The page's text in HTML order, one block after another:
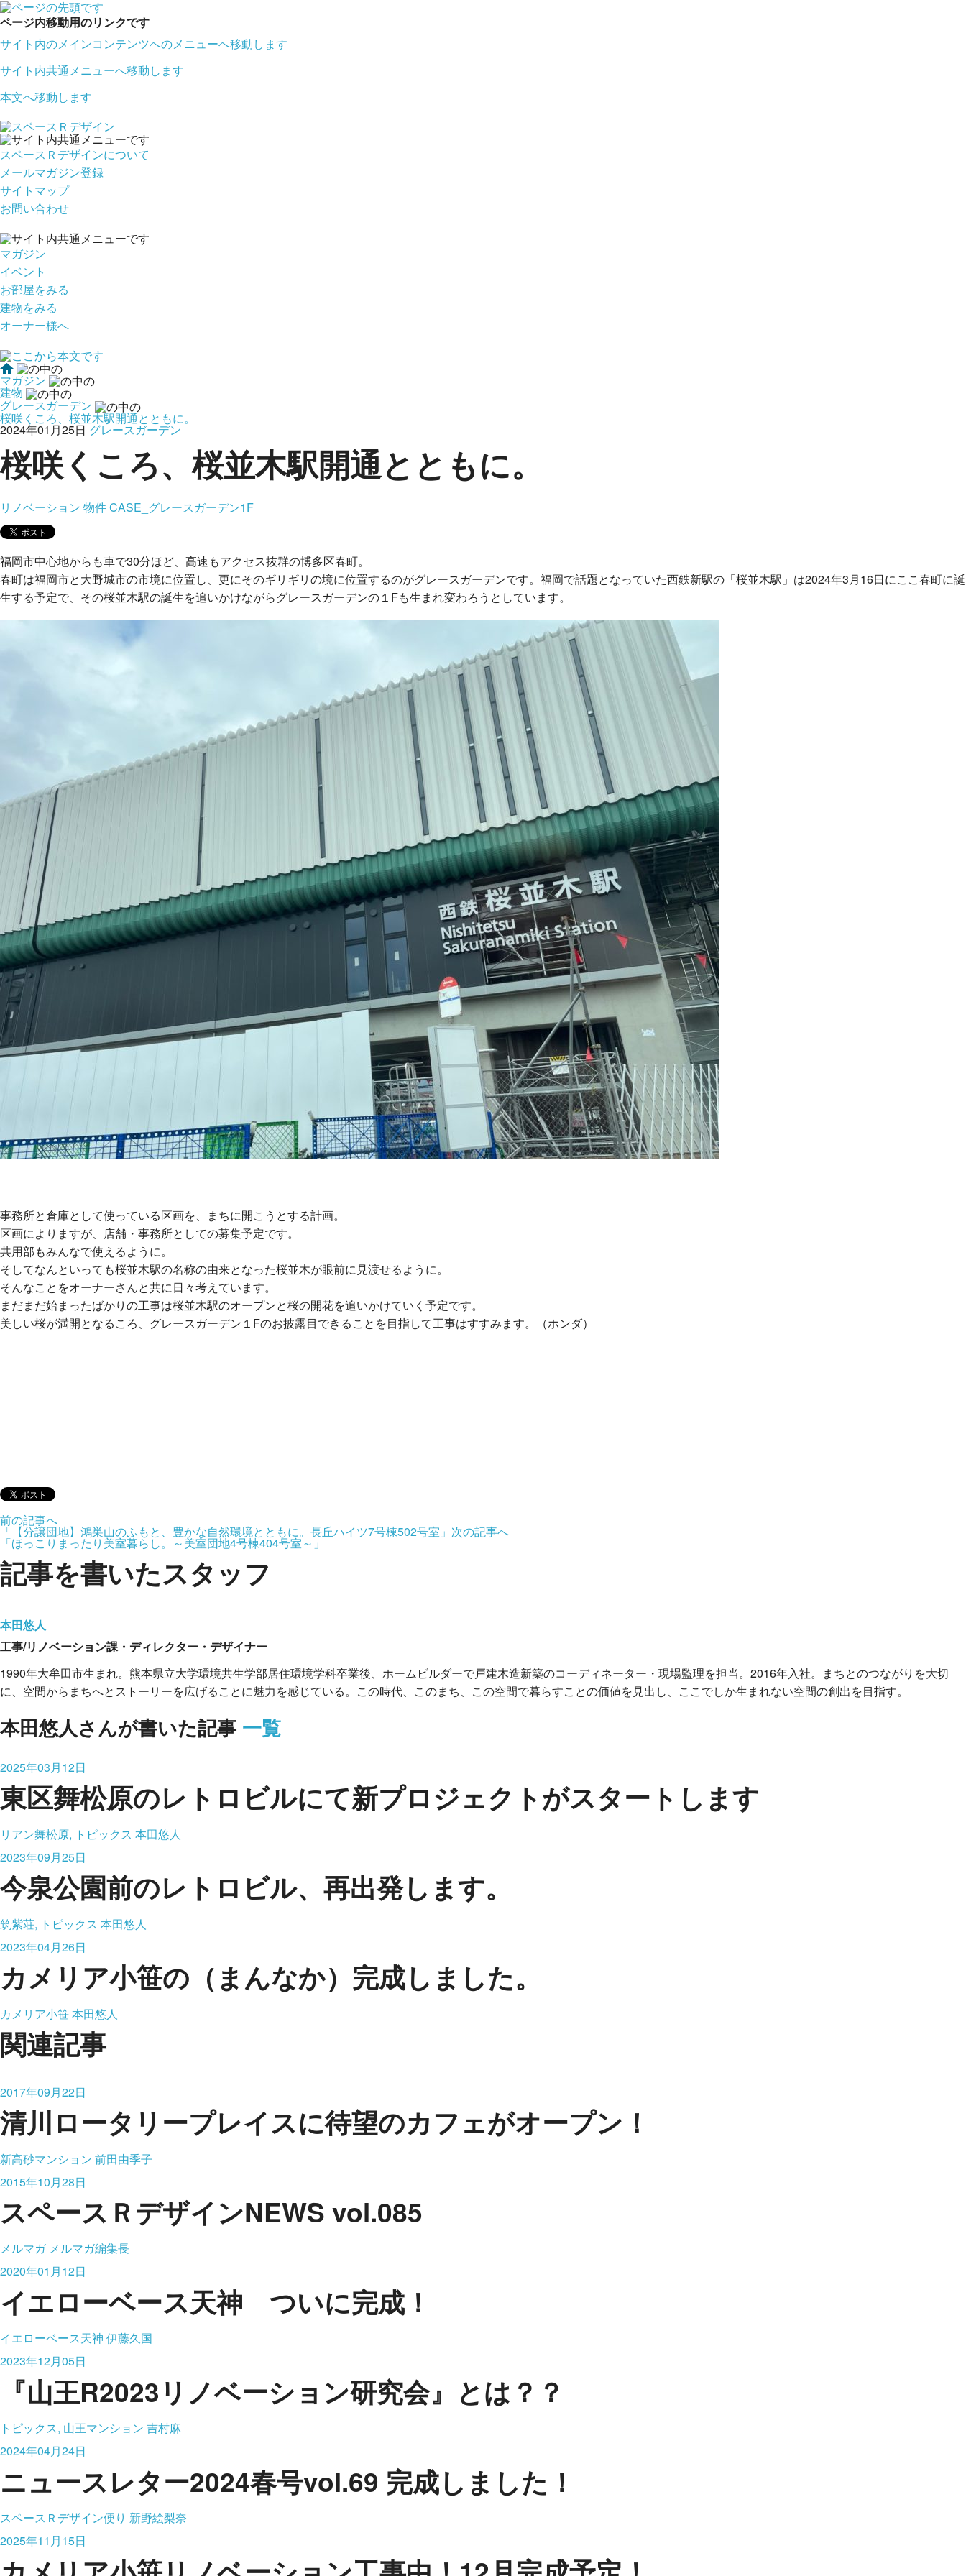
ページ内移動用のリンクです
サイト内のメインコンテンツへのメニューへ移動します
サイト内共通メニューへ移動します
本文へ移動します
スペースＲデザインについて
メールマガジン登録
サイトマップ
お問い合わせ
マガジン
イベント
お部屋をみる
建物をみる
オーナー様へ
マガジン
建物
グレースガーデン
桜咲くころ、桜並木駅開通とともに。
2024年01月25日 グレースガーデン
桜咲くころ、桜並木駅開通とともに。
リノベーション 物件CASE_グレースガーデン1F
福岡市中心地からも車で30分ほど、高速もアクセス抜群の博多区春町。
春町は福岡市と大野城市の市境に位置し、更にそのギリギリの境に位置するのがグレースガーデンです。福岡で話題となっていた西鉄新駅の「桜並木駅」は2024年3月16日にここ春町に誕
生する予定で、その桜並木駅の誕生を追いかけながらグレースガーデンの１Fも生まれ変わろうとしています。
事務所と倉庫として使っている区画を、まちに開こうとする計画。
区画によりますが、店舗・事務所としての募集予定です。
共用部もみんなで使えるように。
そしてなんといっても桜並木駅の名称の由来となった桜並木が眼前に見渡せるように。
そんなことをオーナーさんと共に日々考えています。
まだまだ始まったばかりの工事は桜並木駅のオープンと桜の開花を追いかけていく予定です。
美しい桜が満開となるころ、グレースガーデン１Fのお披露目できることを目指して工事はすすみます。（ホンダ）
前の記事へ
「【分譲団地】鴻巣山のふもと、豊かな自然環境とともに。長丘ハイツ7号棟502号室」 次の記事へ
「ほっこりまったり美室暮らし。～美室団地4号棟404号室～」
記事を書いたスタッフ
本田悠人
工事/リノベーション課・ディレクター・デザイナー
1990年大牟田市生まれ。熊本県立大学環境共生学部居住環境学科卒業後、ホームビルダーで戸建木造新築のコーディネーター・現場監理を担当。2016年入社。まちとのつながりを大切
に、空間からまちへとストーリーを広げることに魅力を感じている。この時代、このまち、この空間で暮らすことの価値を見出し、ここでしか生まれない空間の創出を目指す。
本田悠人さんが書いた記事 一覧
2025年03月12日
東区舞松原のレトロビルにて新プロジェクトがスタートします
リアン舞松原, トピックス 本田悠人
2023年09月25日
今泉公園前のレトロビル、再出発します。
筑紫荘, トピックス 本田悠人
2023年04月26日
カメリア小笹の（まんなか）完成しました。
カメリア小笹本田悠人
関連記事
2017年09月22日
清川ロータリープレイスに待望のカフェがオープン！
新高砂マンション 前田由季子
2015年10月28日
スペースＲデザインNEWS vol.085
メルマガ メルマガ編集長
2020年01月12日
イエローベース天神 ついに完成！
イエローベース天神 伊藤久国
2023年12月05日
『山王R2023リノベーション研究会』とは？？
トピックス, 山王マンション 吉村麻
2024年04月24日
ニュースレター2024春号vol.69 完成しました！
スペースＲデザイン便り 新野絵梨奈
2025年11月15日